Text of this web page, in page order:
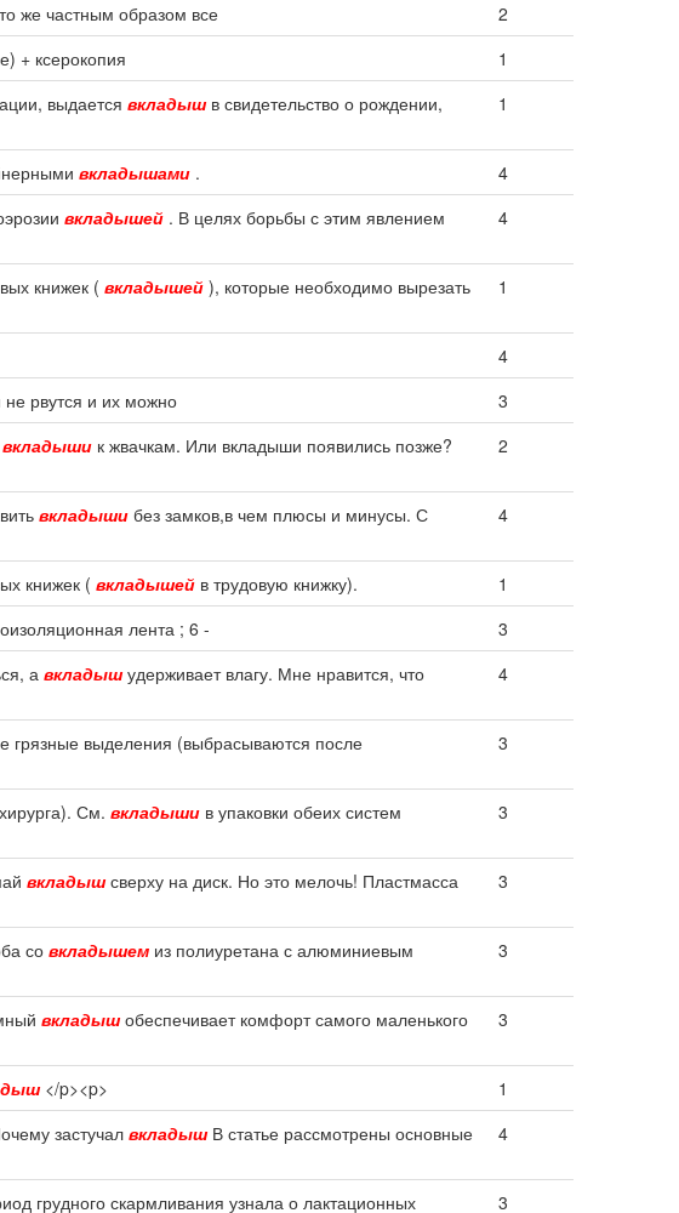
же частным образом все
2
+ ксерокопия
1
выдается вкладышв свидетельство о рождении,
1
вкладышами .
4
вкладышей . В целях борьбы с этим явлением
4
книжек ( вкладышей ), которые необходимо вырезать
1
4
рвутся и их можно
3
вкладыши к жвачкам. Или вкладыши появились позже?
2
вкладыши без замков,в чем плюсы и минусы. С
4
книжек ( вкладышей в трудовую книжку).
1
лента ; 6 -
3
а вкладышудерживает влагу. Мне нравится, что
4
грязные выделения (выбрасываются после
3
См. вкладыши в упаковки обеих систем
3
вкладышсверху на диск. Но это мелочь! Пластмасса
3
со вкладышем из полиуретана с алюминиевым
3
вкладышобеспечивает комфорт самого маленького
3
</p><p>
1
застучал вкладышВ статье рассмотрены основные
4
грудного скармливания узнала о лактационных
3